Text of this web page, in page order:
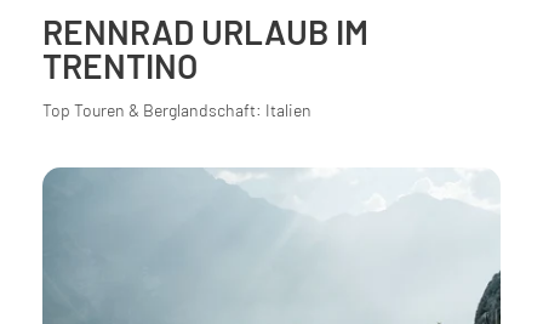
RENNRAD URLAUB IM
TRENTINO
Top Touren & Berglandschaft: Italien